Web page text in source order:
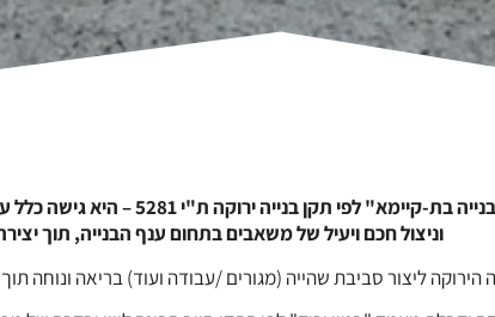
בנייה ירוקה המכונה גם
וניצול חכם ויעיל של משאבים בתחום ענף הבנייה, תוך
הירוקה ליצור סביבת שהייה (מגורים /עבודה ועוד) בריאה